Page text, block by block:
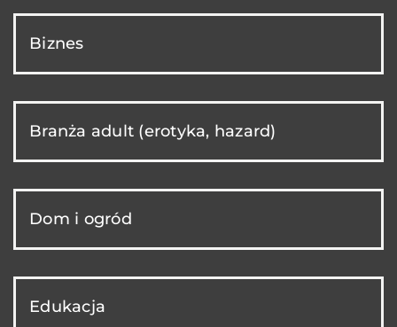
Biznes
Branża adult (erotyka, hazard)
Dom i ogród
Edukacja